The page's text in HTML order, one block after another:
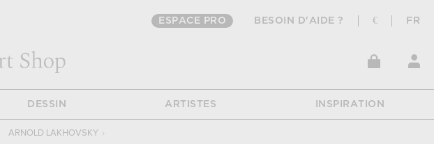
ESPACE PRO BESOIN D'AIDE ? € FR
DESSIN ARTISTES INSPIRATION
ARNOLD LAKHOVSKY ›